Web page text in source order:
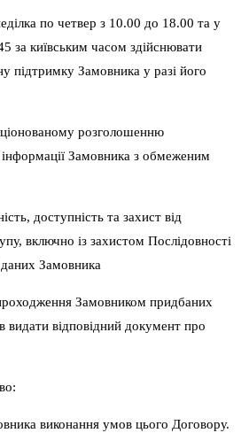
по четвер з 10.00 до 18.00 та у
за київським часом здійснювати
підтримку Замовника у разі його
розголошенню
інформації Замовника з обмеженим
доступність та захист від
включно із захистом Послідовності
даних Замовника
Замовником придбаних
видати відповідний документ про
виконання умов цього Договору.